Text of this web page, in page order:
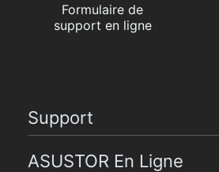
Formulaire de
support en ligne
Support
ASUSTOR En Ligne